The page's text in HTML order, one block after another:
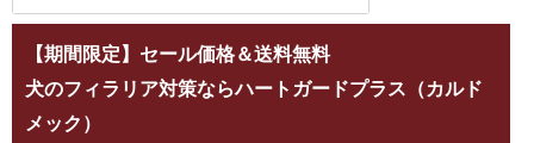
【期間限定】セール価格＆送料無料
犬のフィラリア対策ならハートガードプラス（カルド
メック）